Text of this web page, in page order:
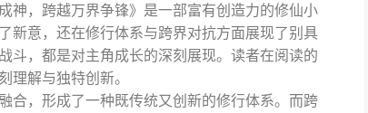
神，跨越万界争锋》是一部富有创造力的修仙小
新意，还在修行体系与跨界对抗方面展现了别具
斗，都是对主角成长的深刻展现。读者在阅读的
理解与独特创新。
合，形成了一种既传统又创新的修行体系。而跨